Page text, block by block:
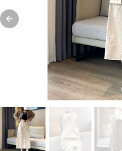
Previous slide